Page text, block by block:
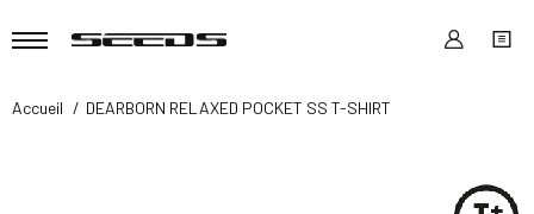
Accueil DEARBORN RELAXED POCKET SS T-SHIRT